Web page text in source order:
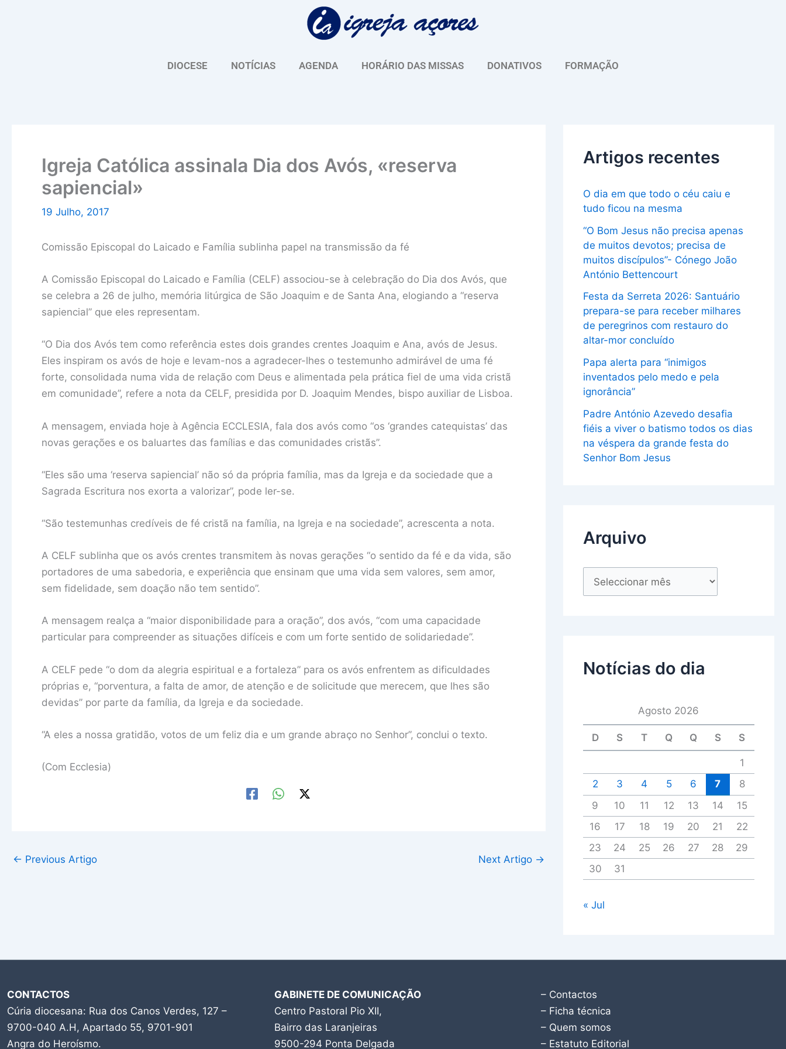
DIOCESE NOTÍCIAS AGENDA HORÁRIO DAS MISSAS DONATIVOS FORMAÇÃO
Igreja Católica assinala Dia dos Avós, «reserva
sapiencial»
19 Julho, 2017
Comissão Episcopal do Laicado e Família sublinha papel na transmissão da fé
A Comissão Episcopal do Laicado e Família (CELF) associou-se à celebração do Dia dos Avós, que
se celebra a 26 de julho, memória litúrgica de São Joaquim e de Santa Ana, elogiando a “reserva
sapiencial” que eles representam.
“O Dia dos Avós tem como referência estes dois grandes crentes Joaquim e Ana, avós de Jesus.
Eles inspiram os avós de hoje e levam-nos a agradecer-lhes o testemunho admirável de uma fé
forte, consolidada numa vida de relação com Deus e alimentada pela prática fiel de uma vida cristã
em comunidade”, refere a nota da CELF, presidida por D. Joaquim Mendes, bispo auxiliar de Lisboa.
A mensagem, enviada hoje à Agência ECCLESIA, fala dos avós como “os ‘grandes catequistas’ das
novas gerações e os baluartes das famílias e das comunidades cristãs”.
“Eles são uma ‘reserva sapiencial’ não só da própria família, mas da Igreja e da sociedade que a
Sagrada Escritura nos exorta a valorizar”, pode ler-se.
“São testemunhas credíveis de fé cristã na família, na Igreja e na sociedade”, acrescenta a nota.
A CELF sublinha que os avós crentes transmitem às novas gerações “o sentido da fé e da vida, são
portadores de uma sabedoria, e experiência que ensinam que uma vida sem valores, sem amor,
sem fidelidade, sem doação não tem sentido”.
A mensagem realça a “maior disponibilidade para a oração”, dos avós, “com uma capacidade
particular para compreender as situações difíceis e com um forte sentido de solidariedade”.
A CELF pede “o dom da alegria espiritual e a fortaleza” para os avós enfrentem as dificuldades
próprias e, “porventura, a falta de amor, de atenção e de solicitude que merecem, que lhes são
devidas” por parte da família, da Igreja e da sociedade.
“A eles a nossa gratidão, votos de um feliz dia e um grande abraço no Senhor”, conclui o texto.
(Com Ecclesia)
← Previous Artigo Next Artigo →
Artigos recentes
O dia em que todo o céu caiu e
tudo ficou na mesma
“O Bom Jesus não precisa apenas
de muitos devotos; precisa de
muitos discípulos”- Cónego João
António Bettencourt
Festa da Serreta 2026: Santuário
prepara-se para receber milhares
de peregrinos com restauro do
altar-mor concluído
Papa alerta para “inimigos
inventados pelo medo e pela
ignorância”
Padre António Azevedo desafia
fiéis a viver o batismo todos os dias
na véspera da grande festa do
Senhor Bom Jesus
Arquivo
u
Notícias do dia
Agosto 2026
D S T Q Q S S
1
2
3 4 5 6 7
8
9
10 11 12 13 14
15
16
17 18 19 20 21
22
23
24 25 26 27 28
29
30
31
« Jul
CONTACTOS
Cúria diocesana: Rua dos Canos Verdes, 127 –
9700-040 A.H, Apartado 55, 9701-901
Angra do Heroísmo.
GABINETE DE COMUNICAÇÃO
Centro Pastoral Pio XII,
Bairro das Laranjeiras
9500-294 Ponta Delgada
– Contactos
– Ficha técnica
– Quem somos
– Estatuto Editorial